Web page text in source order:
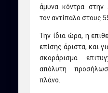
άμυνα κόντρα στην
τον αντίπαλο στους
Την ίδια ώρα, η
επίσης άριστα, και
σκοράρισμα
απόλυτη
πλάνο.